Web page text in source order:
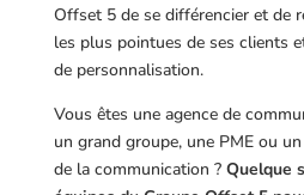
Offset 5 de se différencier et de
les plus pointues de ses clients
de personnalisation.
Vous êtes une agence de
un grand groupe, une PME ou
de la communication ? Quelque